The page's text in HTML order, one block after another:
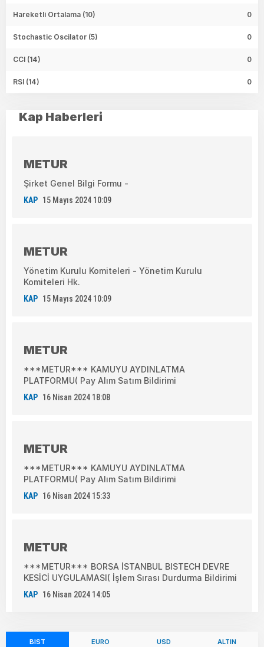
Hareketli Ortalama (10) 0
Stochastic Oscilator (5) 0
CCI (14) 0
RSI (14) 0
Kap Haberleri
METUR
Şirket Genel Bilgi Formu -
KAP 15 Mayıs 2024 10:09
METUR
Yönetim Kurulu Komiteleri - Yönetim Kurulu
Komiteleri Hk.
KAP 15 Mayıs 2024 10:09
METUR
***METUR*** KAMUYU AYDINLATMA
PLATFORMU( Pay Alım Satım Bildirimi
KAP 16 Nisan 2024 18:08
METUR
***METUR*** KAMUYU AYDINLATMA
PLATFORMU( Pay Alım Satım Bildirimi
KAP 16 Nisan 2024 15:33
METUR
***METUR*** BORSA İSTANBUL BISTECH DEVRE
KESİCİ UYGULAMASI( İşlem Sırası Durdurma Bildirimi
KAP 16 Nisan 2024 14:05
BIST EURO USD ALTIN